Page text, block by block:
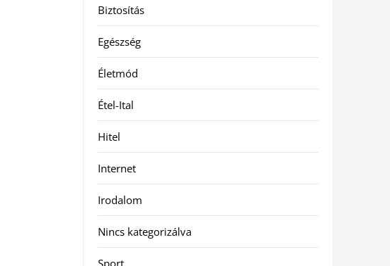
Biztosítás
Egészség
Életmód
Étel-Ital
Hitel
Internet
Irodalom
Nincs kategorizálva
Sport